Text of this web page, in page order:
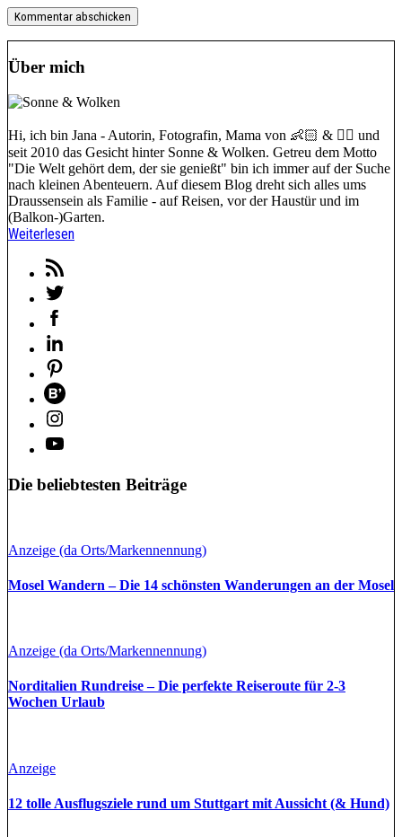
Über mich
Hi, ich bin Jana - Autorin, Fotografin, Mama von 👶🏻 & 🐕‍🦺 und
seit 2010 das Gesicht hinter Sonne & Wolken. Getreu dem Motto
"Die Welt gehört dem, der sie genießt" bin ich immer auf der Suche
nach kleinen Abenteuern. Auf diesem Blog dreht sich alles ums
Draussensein als Familie - auf Reisen, vor der Haustür und im
(Balkon-)Garten.
Weiterlesen
Die beliebtesten Beiträge
Anzeige (da Orts/Markennennung)
Mosel Wandern – Die 14 schönsten Wanderungen an der Mosel
Anzeige (da Orts/Markennennung)
Norditalien Rundreise – Die perfekte Reiseroute für 2-3
Wochen Urlaub
Anzeige
12 tolle Ausflugsziele rund um Stuttgart mit Aussicht (& Hund)